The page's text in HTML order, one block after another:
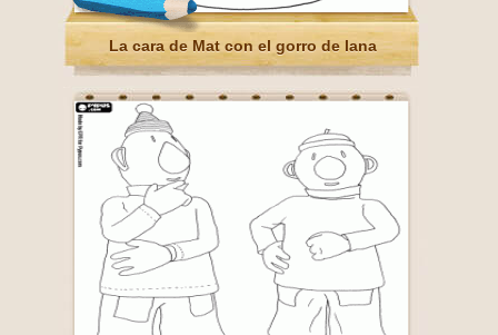
La cara de Mat con el gorro de lana